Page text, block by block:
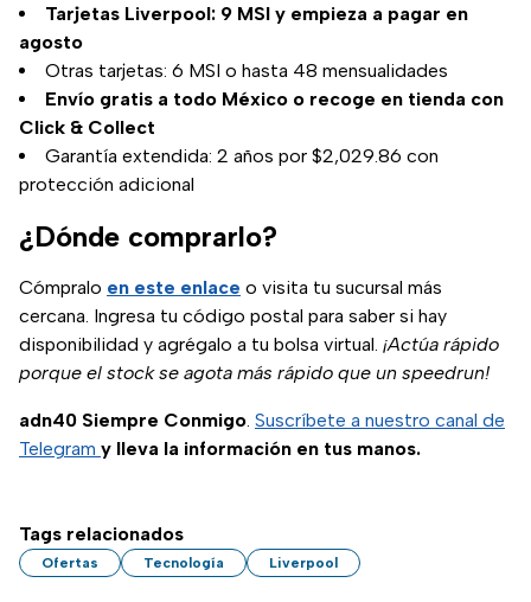
Tarjetas Liverpool: 9 MSI y empieza a pagar en
agosto
Otras tarjetas: 6 MSI o hasta 48 mensualidades
Envío gratis a todo México o recoge en tienda con
Click & Collect
Garantía extendida: 2 años por $2,029.86 con
protección adicional
¿Dónde comprarlo?
Cómpralo en este enlace o visita tu sucursal más
cercana. Ingresa tu código postal para saber si hay
disponibilidad y agrégalo a tu bolsa virtual. ¡Actúa rápido
porque el stock se agota más rápido que un speedrun!
adn40 Siempre Conmigo. Suscríbete a nuestro canal de
Telegram y lleva la información en tus manos.
Tags relacionados
Ofertas Tecnología Liverpool